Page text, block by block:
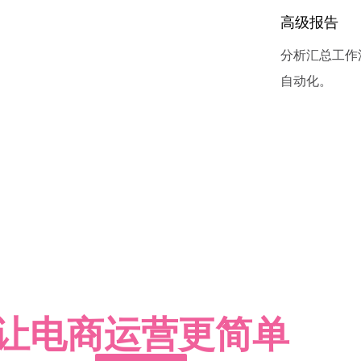
高级报告
分析汇总工
自动化。
电商运营更简单